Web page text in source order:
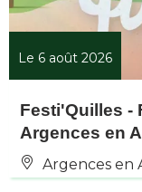
Le 6 août 2026
Festi'Quilles -
Argences en
Argences en